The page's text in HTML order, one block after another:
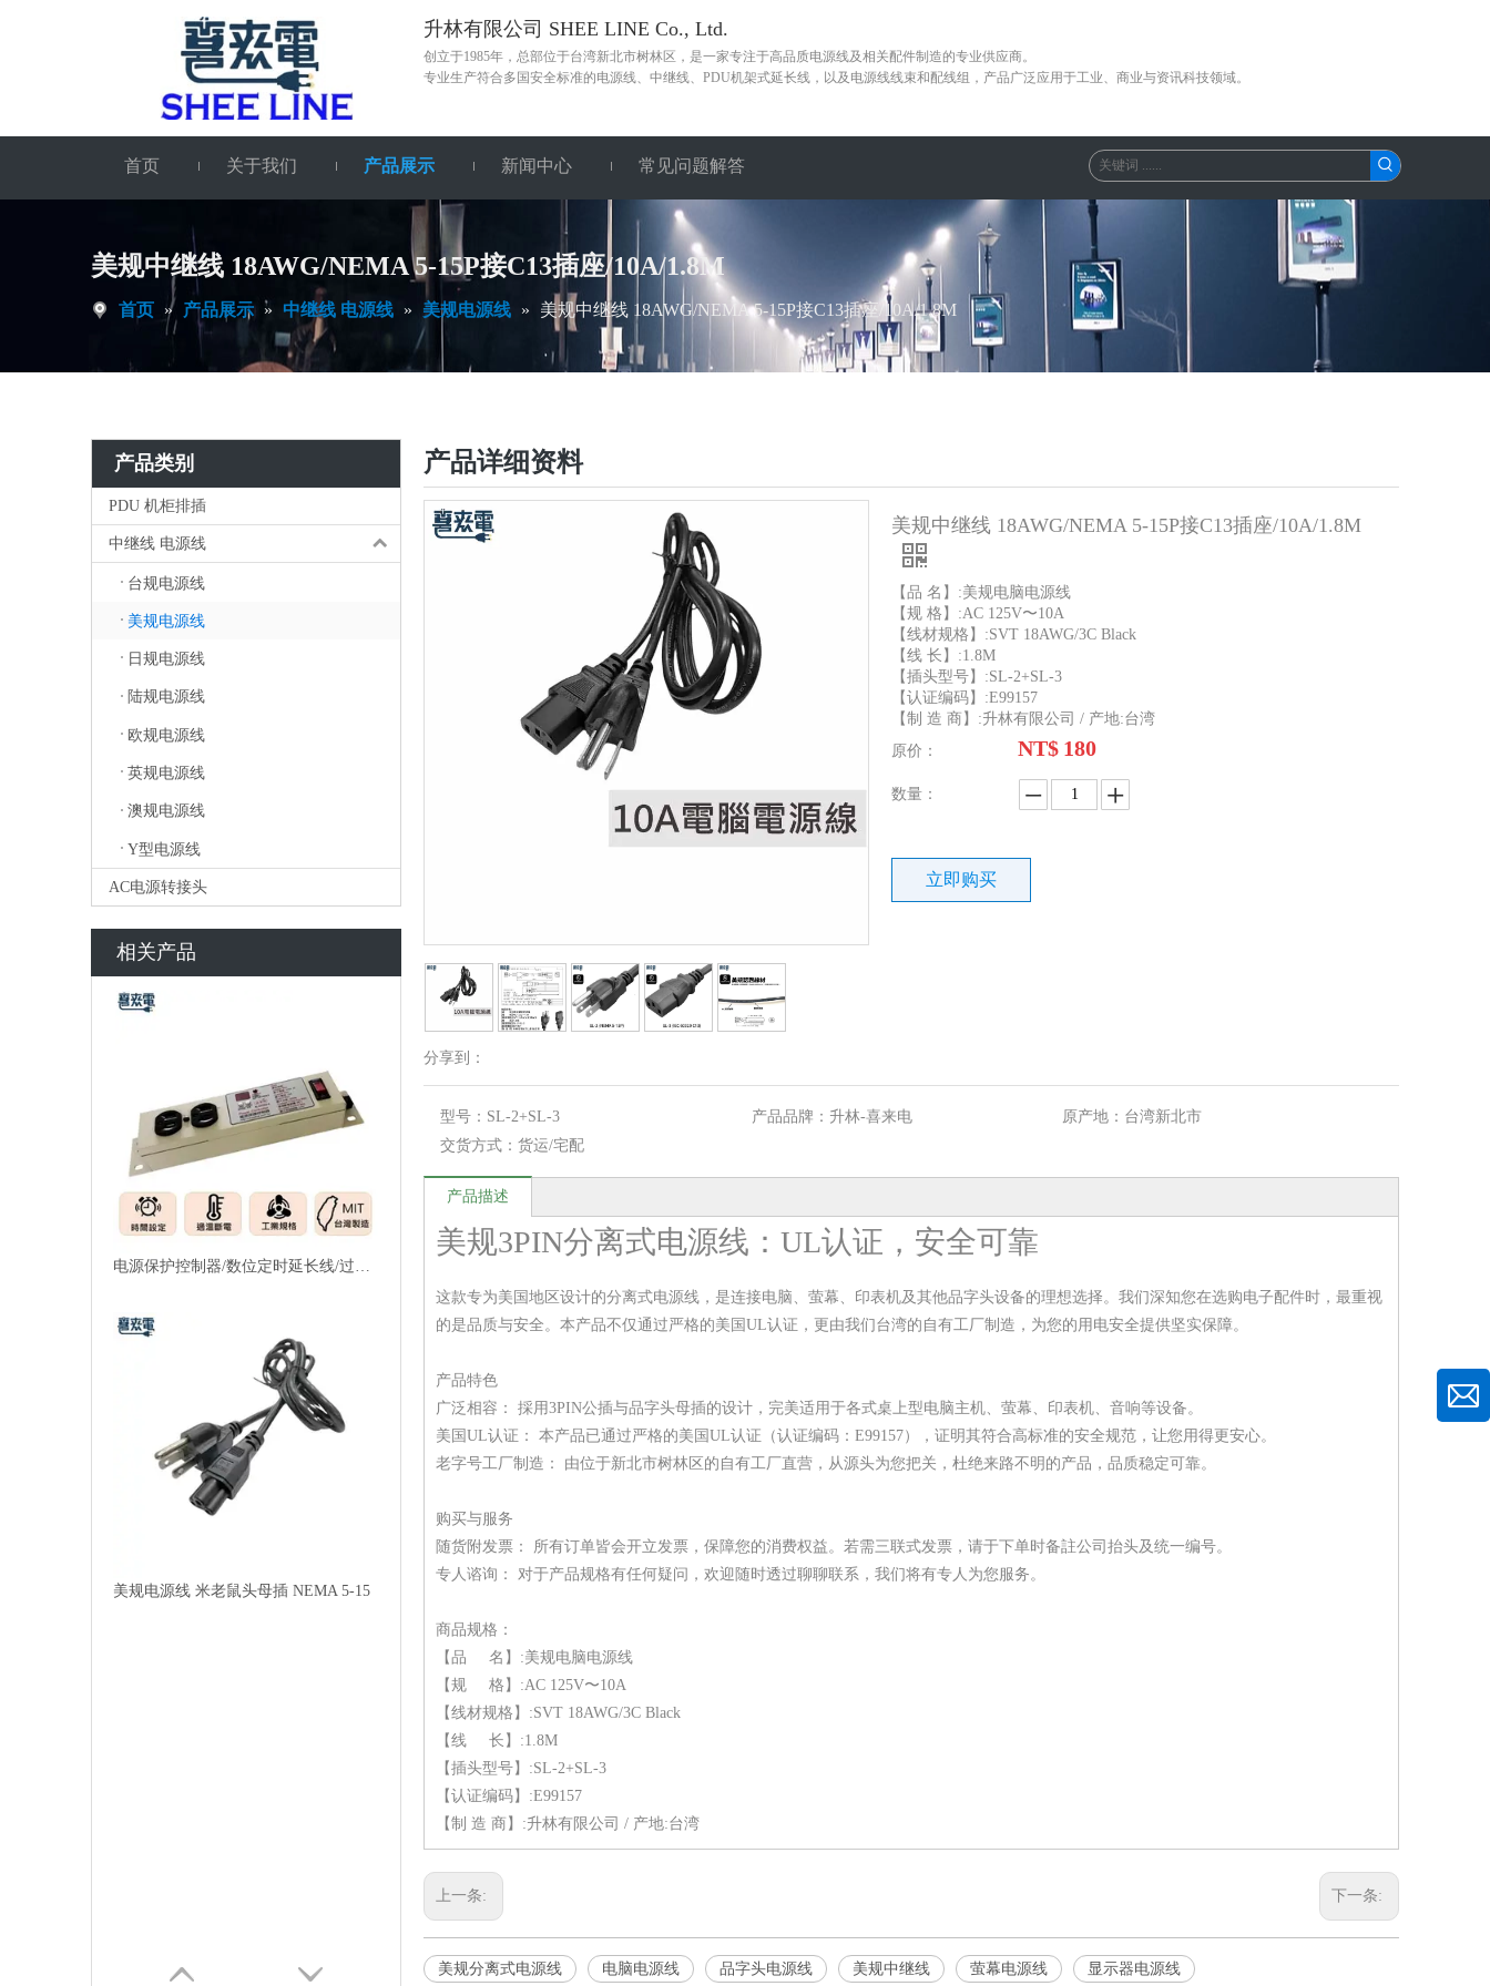
升林有限公司 SHEE LINE Co., Ltd.
创立于1985年，总部位于台湾新北市树林区，是一家专注于高品质电源线及相关配件制造的专业供应商。
专业生产符合多国安全标准的电源线、中继线、PDU机架式延长线，以及电源线线束和配线组，产品广泛应用于工业、商业与资讯科技领域。
首页 关于我们 产品展示 新闻中心 常见问题解答
美规中继线 18AWG/NEMA 5-15P接C13插座/10A/1.8M
首页 » 产品展示 » 中继线 电源线 » 美规电源线 » 美规中继线 18AWG/NEMA 5-15P接C13插座/10A/1.8M
产品类别
PDU 机柜排插
中继线 电源线
台规电源线
美规电源线
日规电源线
陆规电源线
欧规电源线
英规电源线
澳规电源线
Y型电源线
AC电源转接头
相关产品
美规电源线 米老鼠头母插 NEMA 5-15
产品详细资料
分享到：
美规中继线 18AWG/NEMA 5-15P接C13插座/10A/1.8M
【品 名】:美规电脑电源线
【规 格】:AC 125V〜10A
【线材规格】:SVT 18AWG/3C Black
【线 长】:1.8M
【插头型号】:SL-2+SL-3
【认证编码】:E99157
【制 造 商】:升林有限公司 / 产地:台湾
原价：
NT$ 180
数量：
立即购买
型号： SL-2+SL-3 产品品牌： 升林-喜来电 原产地： 台湾新北市
交货方式： 货运/宅配
产品描述
美规3PIN分离式电源线：UL认证，安全可靠
这款专为美国地区设计的分离式电源线，是连接电脑、萤幕、印表机及其他品字头设备的理想选择。我们深知您在选购电子配件时，最重视
的是品质与安全。本产品不仅通过严格的美国UL认证，更由我们台湾的自有工厂制造，为您的用电安全提供坚实保障。
产品特色
广泛相容： 採用3PIN公插与品字头母插的设计，完美适用于各式桌上型电脑主机、萤幕、印表机、音响等设备。
美国UL认证： 本产品已通过严格的美国UL认证（认证编码：E99157），证明其符合高标准的安全规范，让您用得更安心。
老字号工厂制造： 由位于新北市树林区的自有工厂直营，从源头为您把关，杜绝来路不明的产品，品质稳定可靠。
购买与服务
随货附发票： 所有订单皆会开立发票，保障您的消费权益。若需三联式发票，请于下单时备註公司抬头及统一编号。
专人谘询： 对于产品规格有任何疑问，欢迎随时透过聊聊联系，我们将有专人为您服务。
商品规格：
【品 名】:美规电脑电源线
【规 格】:AC 125V〜10A
【线材规格】:SVT 18AWG/3C Black
【线 长】:1.8M
【插头型号】:SL-2+SL-3
【认证编码】:E99157
【制 造 商】:升林有限公司 / 产地:台湾
上一条: 下一条:
美规分离式电源线 电脑电源线 品字头电源线 美规中继线 萤幕电源线 显示器电源线